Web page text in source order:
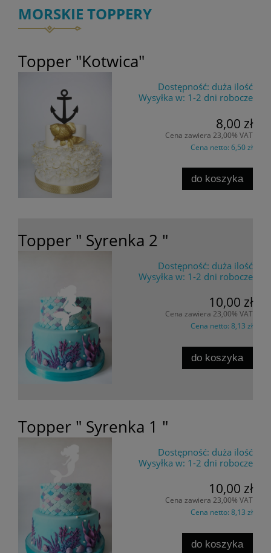
MORSKIE TOPPERY
Topper "Kotwica"
Dostępność: duża ilość
Wysyłka w: 1-2 dni robocze
8,00 zł
Cena zawiera 23,00% VAT
Cena netto: 6,50 zł
do koszyka
Topper " Syrenka 2 "
Dostępność: duża ilość
Wysyłka w: 1-2 dni robocze
10,00 zł
Cena zawiera 23,00% VAT
Cena netto: 8,13 zł
do koszyka
Topper " Syrenka 1 "
Dostępność: duża ilość
Wysyłka w: 1-2 dni robocze
10,00 zł
Cena zawiera 23,00% VAT
Cena netto: 8,13 zł
do koszyka